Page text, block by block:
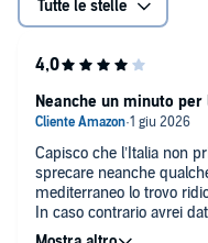
Tutte le stelle
Capisco che l’Italia non
sprecare neanche
mediterraneo lo trovo
In caso contrario avrei
e meditare.
Neanche un minuto per